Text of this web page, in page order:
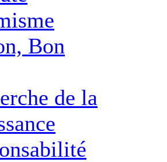
Bon
de la